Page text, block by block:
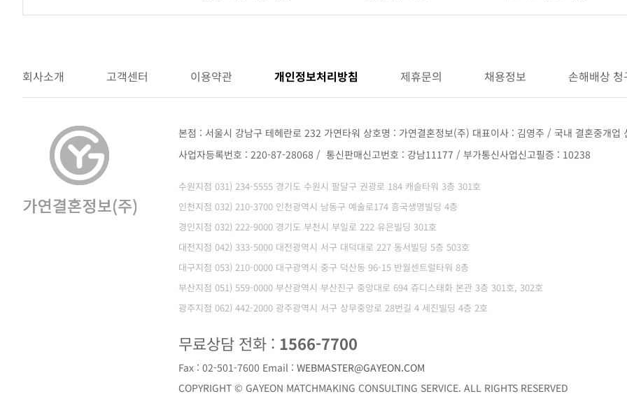
회사소개 고객센터 이용약관 개인정보처리방침 제휴문의 채용정보 손해배상
본점 : 서울시 강남구 테헤란로 232 가연타워 상호명 : 가연결혼정보(주) 대표이사 : 김영주 / 국내 결혼중개
사업자등록번호 : 220-87-28068 / 통신판매신고번호 : 강남11177 / 부가통신사업신고필증 : 10238
수원지점 031) 234-5555 경기도 수원시 팔달구 권광로 184 캐슬타워 3층 301호
인천지점 032) 210-3700 인천광역시 남동구 예술로174 흥국생명빌딩 4층
경인지점 032) 222-9000 경기도 부천시 부일로 222 유은빌딩 301호
대전지점 042) 333-5000 대전광역시 서구 대덕대로 227 동서빌딩 5층 503호
대구지점 053) 210-0000 대구광역시 중구 덕산동 96-15 반월센트럴타워 8층
부산지점 051) 559-0000 부산광역시 부산진구 중앙대로 694 쥬디스태화 본관 3층 301호, 302호
광주지점 062) 442-2000 광주광역시 서구 상무중앙로 28번길 4 세진빌딩 4층 2호
무료상담 전화 : 1566-7700
Fax : 02-501-7600 Email : WEBMASTER@GAYEON.COM
COPYRIGHT © GAYEON MATCHMAKING CONSULTING SERVICE. ALL RIGHTS RESERVED